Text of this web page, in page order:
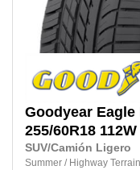
Goodyear Eagle
255/60R18 112W
SUV/Camión Ligero
Summer / Highway Terrain